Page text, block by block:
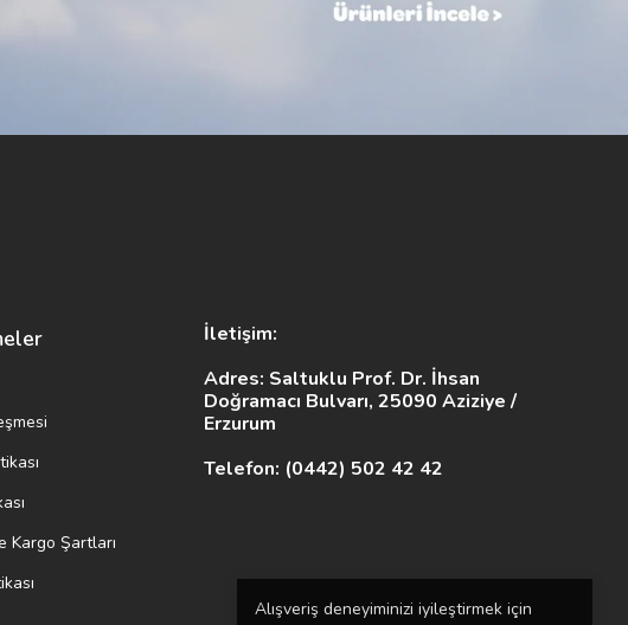
Alışveriş deneyiminizi iyileştirmek için
Kargo Şartları
İletişim:
Adres: Saltuklu Prof. Dr. İhsan
Doğramacı Bulvarı, 25090 Aziziye /
Erzurum
Telefon: (0442) 502 42 42